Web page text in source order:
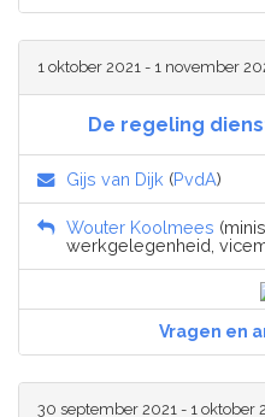
1 oktober 2021 - 1 november
De regeling
Gijs van Dijk (PvdA)
Wouter Koolmees
werkgelegenheid,
Vragen en
30 september 2021 - 1 oktober